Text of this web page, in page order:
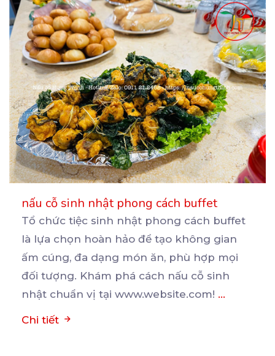
nấu cỗ sinh nhật phong cách buffet
Tổ chức tiệc sinh nhật phong cách buffet
là lựa chọn hoàn hảo để tạo không gian
ấm cúng, đa dạng món ăn, phù hợp mọi
đối tượng. Khám phá cách nấu cỗ sinh
nhật chuẩn vị tại www.website.com! ...
Chi tiết